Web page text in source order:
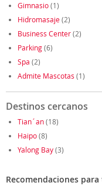
Gimnasio(1)
Hidromasaje(2)
Business Center(2)
Parking(6)
Spa (2)
Admite Mascotas (1)
Destinos cercanos
Tian´an(18)
Haipo(8)
Yalong Bay(3)
Recomendaciones